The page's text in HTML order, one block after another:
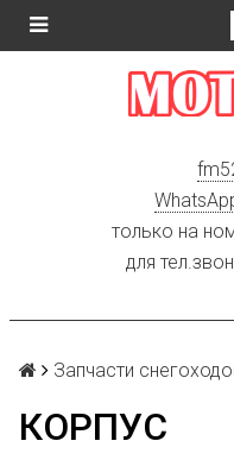
только на
для
Запчасти
КОРПУС